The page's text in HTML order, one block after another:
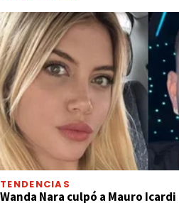
TENDENCIAS
Wanda Nara culpó a Mauro